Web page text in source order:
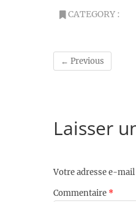
CATEGORY :
← Previous
Laisser
Votre adresse e-mail
Commentaire *